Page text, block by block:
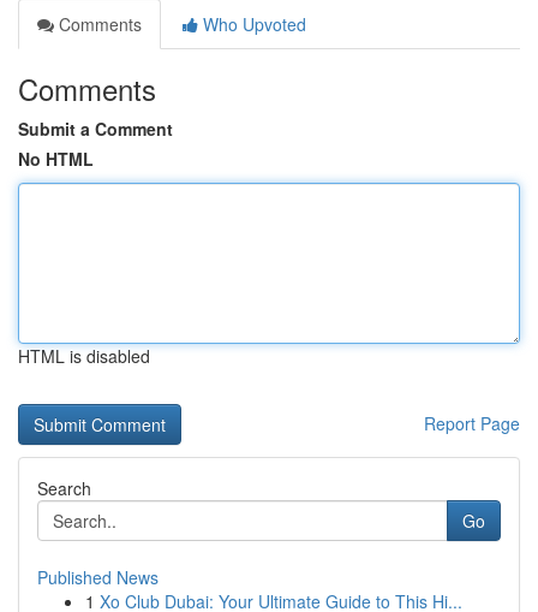
Comments
Who Upvoted
Comments
Submit a Comment
No HTML
HTML is disabled
Report Page
Search
Go
Published News
1 Xo Club Dubai: Your Ultimate Guide to This Hi...